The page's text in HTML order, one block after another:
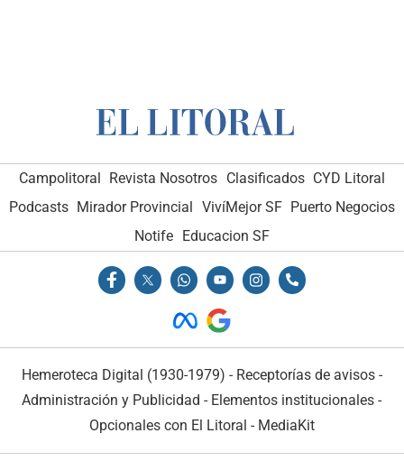
Campolitoral Revista Nosotros Clasificados CYD Litoral
Podcasts Mirador Provincial VivíMejor SF Puerto Negocios
Notife
Educacion SF
Hemeroteca Digital (1930-1979) - Receptorías de avisos -
Administración y Publicidad - Elementos institucionales -
Opcionales con El Litoral - MediaKit